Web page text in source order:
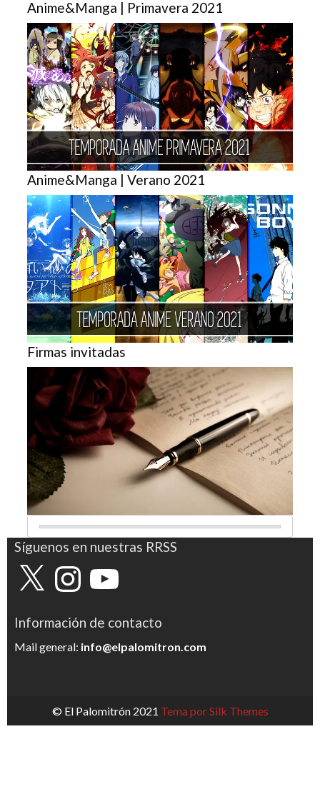
Anime&Manga | Primavera 2021
Anime&Manga | Verano 2021
Firmas invitadas
Síguenos en nuestras RRSS
X InstagramYouTube
Información de contacto
Mail general: info@elpalomitron.com
© El Palomitrón 2021 Tema por Silk Themes